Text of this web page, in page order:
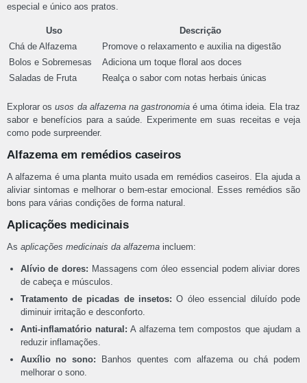
especial e único aos pratos.
Uso
Descrição
Chá de Alfazema
Promove o relaxamento e auxilia na digestão
Bolos e Sobremesas
Adiciona um toque floral aos doces
Saladas de Fruta
Realça o sabor com notas herbais únicas
Explorar osusos da alfazema na gastronomia é uma ótima ideia. Ela traz
sabor e benefícios para a saúde. Experimente em suas receitas e veja
como pode surpreender.
Alfazema em remédios caseiros
A alfazema é uma planta muito usada em remédios caseiros. Ela ajuda a
aliviar sintomas e melhorar o bem-estar emocional. Esses remédios são
bons para várias condições de forma natural.
Aplicações medicinais
As aplicações medicinais da alfazema incluem:
Alívio de dores: Massagens com óleo essencial podem aliviar dores
de cabeça e músculos.
Tratamento de picadas de insetos: O óleo essencial diluído pode
diminuir irritação e desconforto.
Anti-inflamatório natural: A alfazema tem compostos que ajudam a
reduzir inflamações.
Auxílio no sono: Banhos quentes com alfazema ou chá podem
melhorar o sono.